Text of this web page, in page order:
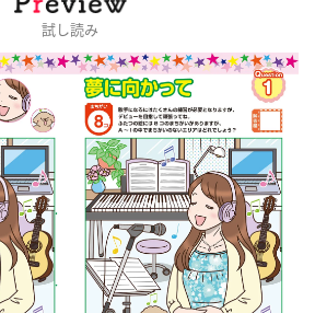
試し読み